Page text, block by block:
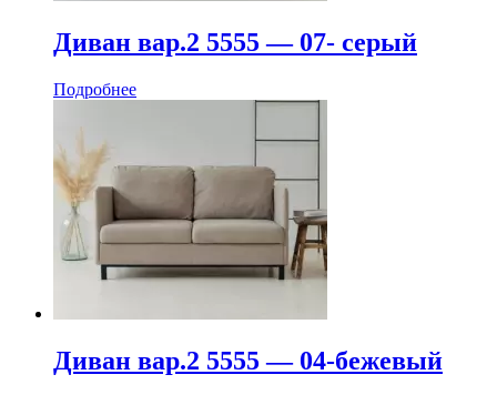
Диван вар.2 5555 — 07- серый
Подробнее
Диван вар.2 5555 — 04-бежевый